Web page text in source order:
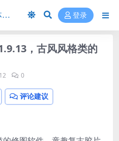
登录
，古风风格类的
12 0
评论建议